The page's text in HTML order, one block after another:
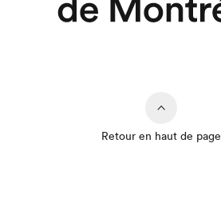
Retour en haut de page